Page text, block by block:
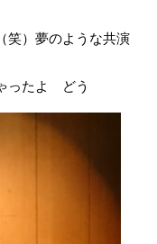
笑）夢のような共演
ったよ どう